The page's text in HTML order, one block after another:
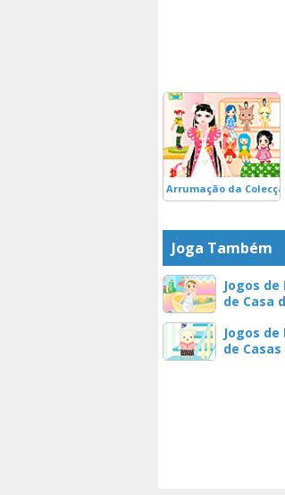
Arrumação da
Joga Também
Jogos de
de Casa
Jogos de
de Casas